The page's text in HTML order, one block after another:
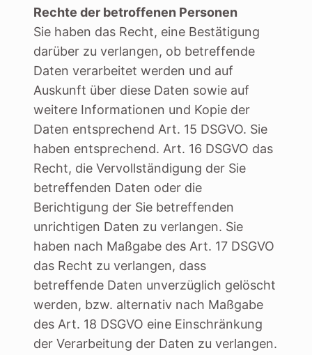
Rechte der betroffenen Personen
Sie haben das Recht, eine Bestätigung
darüber zu verlangen, ob betreffende
Daten verarbeitet werden und auf
Auskunft über diese Daten sowie auf
weitere Informationen und Kopie der
Daten entsprechend Art. 15 DSGVO. Sie
haben entsprechend. Art. 16 DSGVO das
Recht, die Vervollständigung der Sie
betreffenden Daten oder die
Berichtigung der Sie betreffenden
unrichtigen Daten zu verlangen. Sie
haben nach Maßgabe des Art. 17 DSGVO
das Recht zu verlangen, dass
betreffende Daten unverzüglich gelöscht
werden, bzw. alternativ nach Maßgabe
des Art. 18 DSGVO eine Einschränkung
der Verarbeitung der Daten zu verlangen.